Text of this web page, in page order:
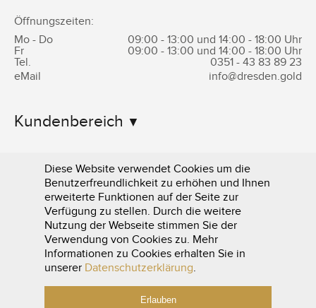
Öffnungszeiten:
Mo - Do
09:00 - 13:00 und 14:00 - 18:00 Uhr
Fr
09:00 - 13:00 und 14:00 - 18:00 Uhr
Tel.
0351 - 43 83 89 23
eMail
info@dresden.gold
Kundenbereich
Informationen
0351 - 43 83 89 23
Diese Website verwendet Cookies um die
Benutzerfreundlichkeit zu erhöhen und Ihnen
erweiterte Funktionen auf der Seite zur
Verfügung zu stellen. Durch die weitere
Nutzung der Webseite stimmen Sie der
Verwendung von Cookies zu. Mehr
Informationen zu Cookies erhalten Sie in
unserer Datenschutzerklärung.
Erlauben